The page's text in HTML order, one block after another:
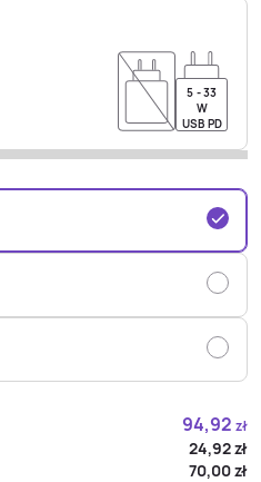
5 - 33
W
USB PD
94,92 zł
24,92zł
70,00zł